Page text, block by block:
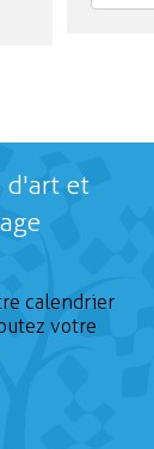
d'art et
calendrier
votre